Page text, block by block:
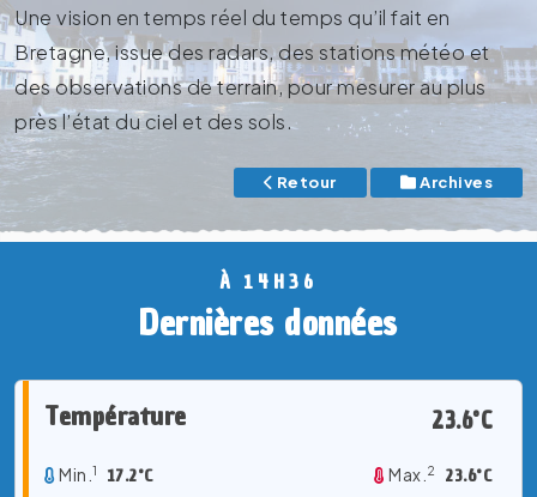
Une vision en temps réel du temps qu’il fait en
Bretagne, issue des radars, des stations météo et
des observations de terrain, pour mesurer au plus
près l’état du ciel et des sols.
Retour Archives
À 14H36
Dernières données
Température 23.6°C
Min. 1 17.2°C Max. 2 23.6°C